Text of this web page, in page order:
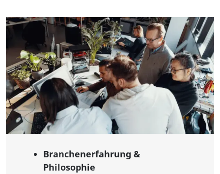
Branchenerfahrung &
Philosophie